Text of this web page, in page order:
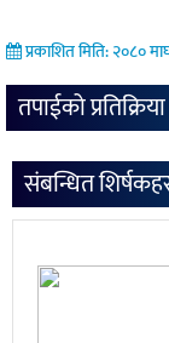
प्रकाशित मिति: २०८०
तपाईको प्रतिक्रिया
संबन्धित